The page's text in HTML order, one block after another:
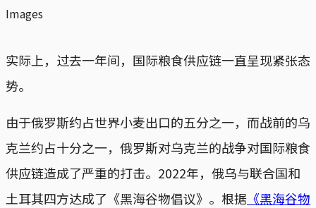
Images
实际上，过去一年间，国际粮食供应链一直呈现紧张态
势。
由于俄罗斯约占世界小麦出口的五分之一，而战前的乌
克兰约占十分之一，俄罗斯对乌克兰的战争对国际粮食
供应链造成了严重的打击。2022年，俄乌与联合国和
土耳其四方达成了《黑海谷物倡议》。根据 《黑海谷物